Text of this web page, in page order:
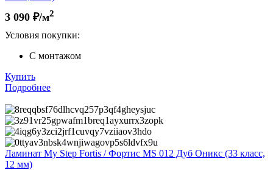
3 090 ₽/м2
Условия покупки:
С монтажом
Купить
Подробнее
Ламинат My Step Fortis / Фортис MS 012 Дуб Оникс (33 класс,
12 мм)